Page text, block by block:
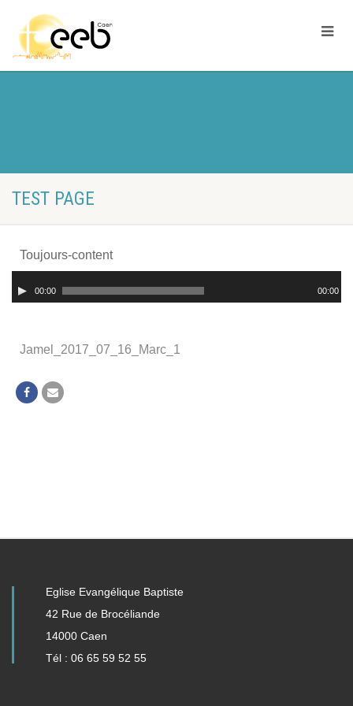
TEST PAGE
Toujours-content
audio00:00 00:00
Jamel_2017_07_16_Marc_1
Eglise Evangélique Baptiste
42 Rue de Brocéliande
14000 Caen
Tél : 06 65 59 52 55